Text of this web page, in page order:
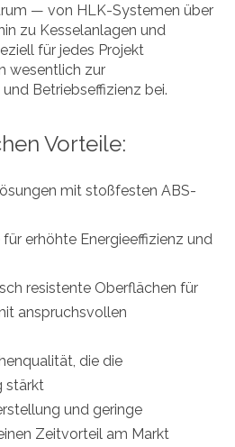
— von HLK-Systemen über
zu Kesselanlagen und
für jedes Projekt
wesentlich zur
Betriebseffizienz bei.
Vorteile:
mit stoßfesten ABS-
erhöhte Energieeffizienz und
resistente Oberflächen für
anspruchsvollen
die die
stärkt
und geringe
Zeitvorteil am Markt